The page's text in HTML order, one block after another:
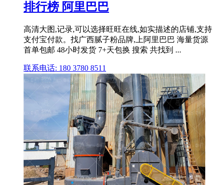
排行榜 阿里巴巴
高清大图,记录,可以选择旺旺在线,如实描述的店铺,支持
支付宝付款。找广西腻子粉品牌,上阿里巴巴 海量货源
首单包邮 48小时发货 7+天包换 搜索 共找到 ...
联系电话: 180 3780 8511